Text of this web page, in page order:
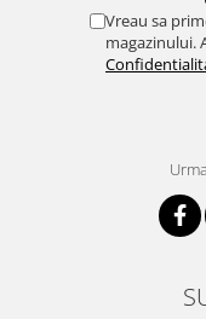
Vreau sa
magazinului.